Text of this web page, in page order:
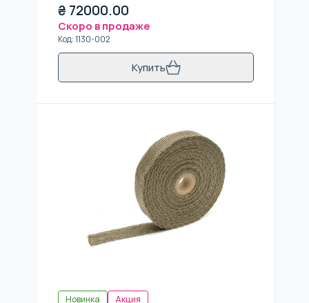
₴ 72000.00
Скоро в продаже
Код:1130-002
Купить
Новинка Акция